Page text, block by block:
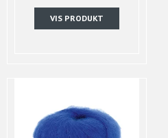
VIS PRODUKT